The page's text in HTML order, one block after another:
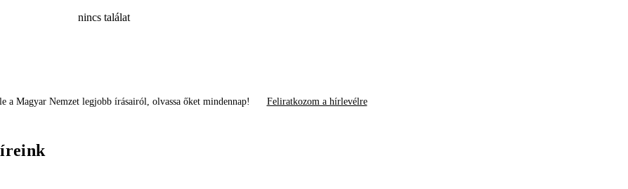
nincs találat
a Magyar Nemzet legjobb írásairól, olvassa őket mindennap! Feliratkozom a hírlevélre